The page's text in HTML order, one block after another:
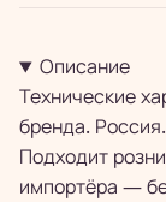
Описание
Технические
бренда. Россия.
Подходит
импортёра —